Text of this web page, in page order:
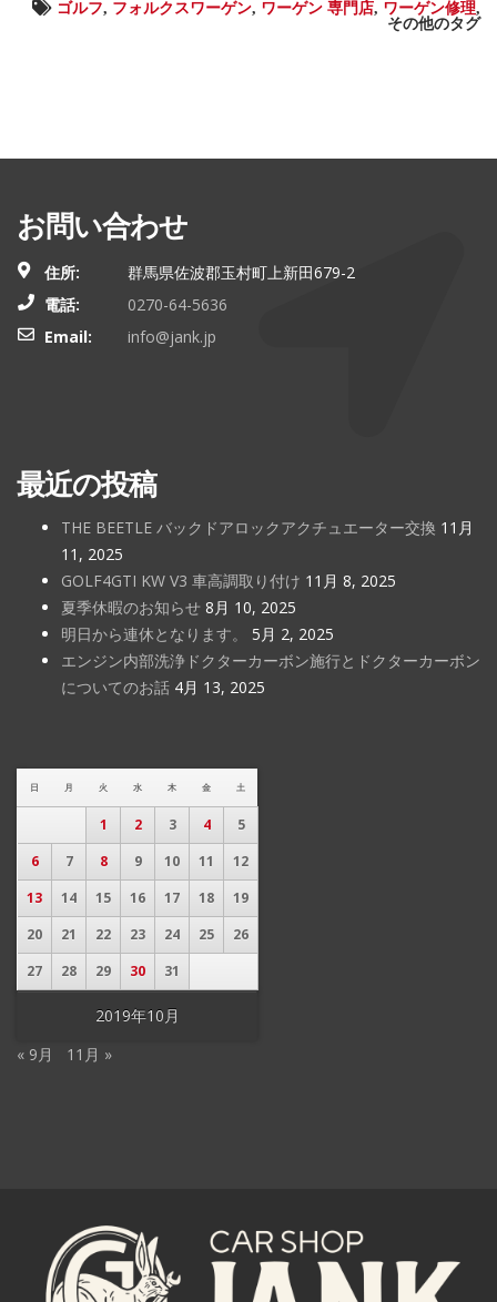
ゴルフ, フォルクスワーゲン, ワーゲン 専門店, ワーゲン修理,
その他のタグ
お問い合わせ
住所:
群馬県佐波郡玉村町上新田679-2
電話:
0270-64-5636
Email:
info@jank.jp
最近の投稿
THE BEETLE バックドアロックアクチュエーター交換 11月
11, 2025
GOLF4GTI KW V3 車高調取り付け 11月 8, 2025
夏季休暇のお知らせ 8月 10, 2025
明日から連休となります。
5月 2, 2025
エンジン内部洗浄ドクターカーボン施行とドクターカーボン
についてのお話 4月 13, 2025
2019年10月
日 月 火 水 木 金 土
1 2 3 4
5
6
7 8 9 10 11
12
13
14 15 16 17 18
19
20
21 22 23 24 25
26
27
28 29 30 31
« 9月 11月 »